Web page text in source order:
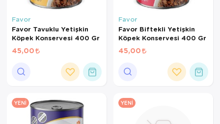
Favor
Favor Tavuklu Yetişkin
Köpek Konservesi 400 Gr
45,00
Favor
Favor Biftekli Yetişkin
Köpek Konservesi 400 Gr
45,00
YENI YENI